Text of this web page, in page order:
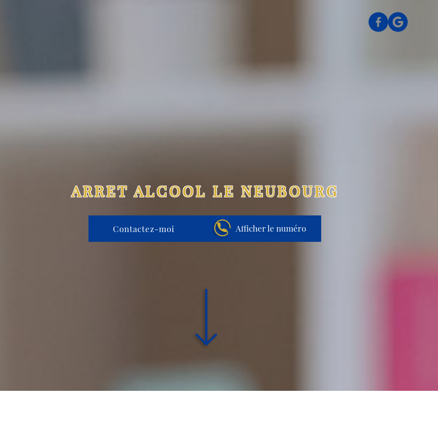
ARRET ALCOOL LE NEUBOURG
Contactez-moi Afficher le numéro